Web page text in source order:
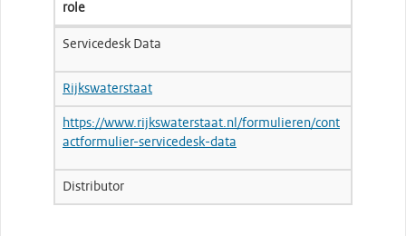
role
Servicedesk Data
Rijkswaterstaat
https://www.rijkswaterstaat.nl/formulieren/cont
actformulier-servicedesk-data
Distributor